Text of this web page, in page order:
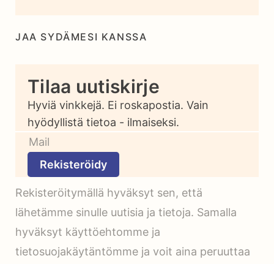
JAA SYDÄMESI KANSSA
Tilaa uutiskirje
Hyviä vinkkejä. Ei roskapostia. Vain
hyödyllistä tietoa - ilmaiseksi.
Rekisteröidy
Rekisteröitymällä hyväksyt sen, että
lähetämme sinulle uutisia ja tietoja. Samalla
hyväksyt käyttöehtomme ja
tietosuojakäytäntömme ja voit aina peruuttaa